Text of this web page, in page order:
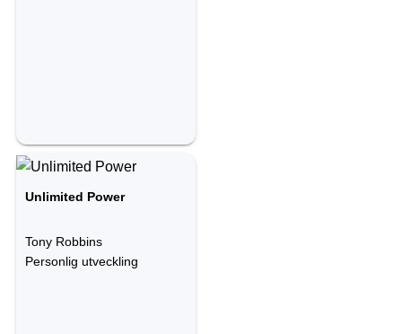
Unlimited Power
Tony Robbins
Personlig utveckling